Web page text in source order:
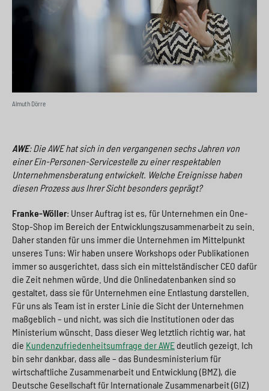
Almuth Dörre
AWE: Die AWE hat sich in den vergangenen sechs Jahren von
einer Ein-Personen-Servicestelle zu einer respektablen
Unternehmensberatung entwickelt. Welche Ereignisse haben
diesen Prozess aus Ihrer Sicht besonders geprägt?
Franke-Wöller: Unser Auftrag ist es, für Unternehmen ein One-
Stop-Shop im Bereich der Entwicklungszusammenarbeit zu sein.
Daher standen für uns immer die Unternehmen im Mittelpunkt
unseres Tuns: Wir haben unsere Workshops oder Publikationen
immer so ausgerichtet, dass sich ein mittelständischer CEO dafür
die Zeit nehmen würde. Und die Onlinedatenbanken sind so
gestaltet, dass sie für Unternehmen eine Entlastung darstellen.
Für uns als Team ist in erster Linie die Sicht der Unternehmen
maßgeblich – und nicht, was sich die Institutionen oder das
Ministerium wünscht. Dass dieser Weg letztlich richtig war, hat
die Kundenzufriedenheitsumfrage der AWEdeutlich gezeigt. Ich
bin sehr dankbar, dass alle – das Bundesministerium für
wirtschaftliche Zusammenarbeit und Entwicklung (BMZ), die
Deutsche Gesellschaft für Internationale Zusammenarbeit (GIZ)